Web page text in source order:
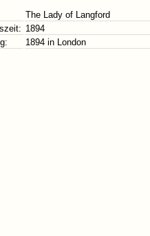
The Lady of Langford
1894
1894 in London